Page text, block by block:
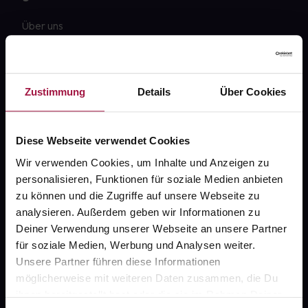
Zustimmung Details Über Cookies
Diese Webseite verwendet Cookies
Wir verwenden Cookies, um Inhalte und Anzeigen zu
personalisieren, Funktionen für soziale Medien anbieten
zu können und die Zugriffe auf unsere Webseite zu
analysieren. Außerdem geben wir Informationen zu
Deiner Verwendung unserer Webseite an unsere Partner
für soziale Medien, Werbung und Analysen weiter.
Unsere Partner führen diese Informationen
möglicherweise mit weiteren Daten zusammen, die Du
ihnen bereitgestellt hast oder die sie im Rahmen Deiner
Über uns
Newsletter
Sanitätshäuser
AGB
Impressum